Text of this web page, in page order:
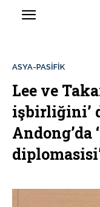
ASYA-PASİFİK
Lee ve
işbirliğini’
Andong’da